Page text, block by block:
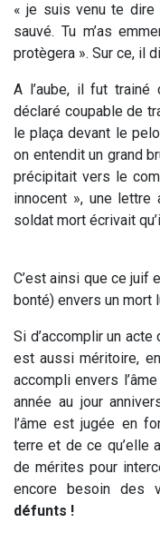
« je suis venu te dire
sauvé. Tu m’as
protègera ». Sur ce, il
A l’aube, il fut
déclaré coupable de
le plaça devant le
on entendit un grand
précipitait vers le
innocent », une
soldat mort écrivait
C’est ainsi que ce juif
bonté) envers un mort
Si d’accomplir un
est aussi méritoire,
accompli envers
année au jour
l’âme est jugée en
terre et de ce qu’elle
de mérites pour
encore besoin des
défunts !